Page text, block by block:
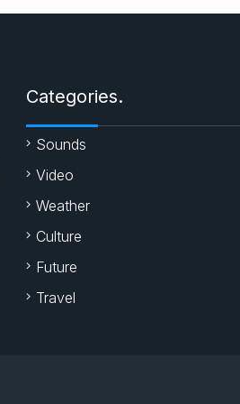
Categories.
Sounds
Video
Weather
Culture
Future
Travel